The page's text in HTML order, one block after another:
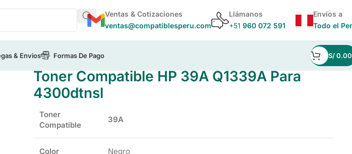
Ventas & Cotizaciones
ventas@compatiblesperu.com
Llámanos
+51 960 072 591
Envíos a
Todo el
& Envios Formas De Pago S/0.00
Toner Compatible HP 39A Q1339A Para
4300dtnsl
Toner
Compatible
39A
Color Negro